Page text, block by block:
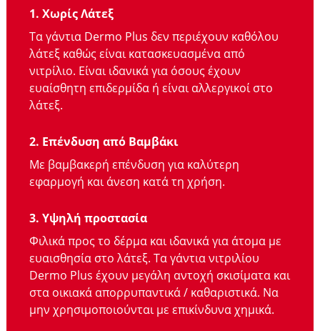
1. Χωρίς Λάτεξ
Τα γάντια Dermo Plus δεν περιέχουν καθόλου
λάτεξ καθώς είναι κατασκευασμένα από
νιτρίλιο. Είναι ιδανικά για όσους έχουν
ευαίσθητη επιδερμίδα ή είναι αλλεργικοί στο
λάτεξ.
2. Επένδυση από Βαμβάκι
Με βαμβακερή επένδυση για καλύτερη
εφαρμογή και άνεση κατά τη χρήση.
3. Υψηλή προστασία
Φιλικά προς το δέρμα και ιδανικά για άτομα με
ευαισθησία στο λάτεξ. Τα γάντια νιτριλίου
Dermo Plus έχουν μεγάλη αντοχή σκισίματα και
στα οικιακά απορρυπαντικά / καθαριστικά. Να
μην χρησιμοποιούνται με επικίνδυνα χημικά.